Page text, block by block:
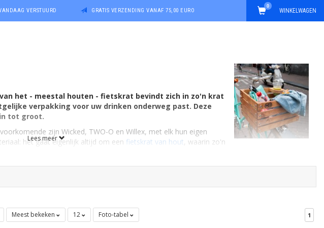
VERSTUURD GRATIS VERZENDING VANAF 75,00 EURO WINKELWAGEN
0
het - meestal houten - fietskrat bevindt zich in zo'n krat
verpakking voor uw drinken onderweg past. Deze
tot groot.
zijn Wicked, TWO-O en Willex, met elk hun eigen
het gaat eigenlijk altijd om een fietskrat van hout , waarin zo'n
Lees meer
Meest bekeken 12 Foto-tabel 1